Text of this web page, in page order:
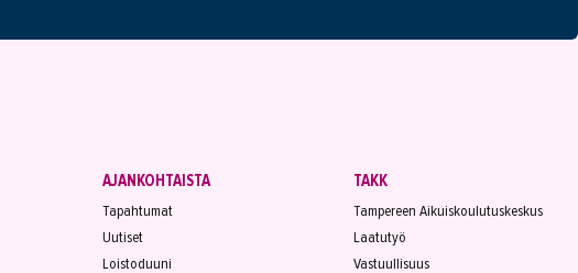
AJANKOHTAISTA
Tapahtumat
Uutiset
Loistoduuni
TAKK
Tampereen Aikuiskoulutuskeskus
Laatutyö
Vastuullisuus